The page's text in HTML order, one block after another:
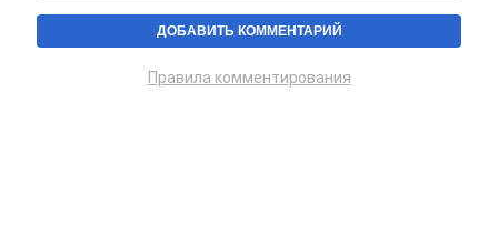
Правила комментирования